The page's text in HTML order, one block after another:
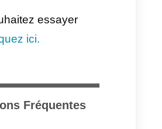
davantage les
dont vous disposez
d’un avantage important
en compte lorsque